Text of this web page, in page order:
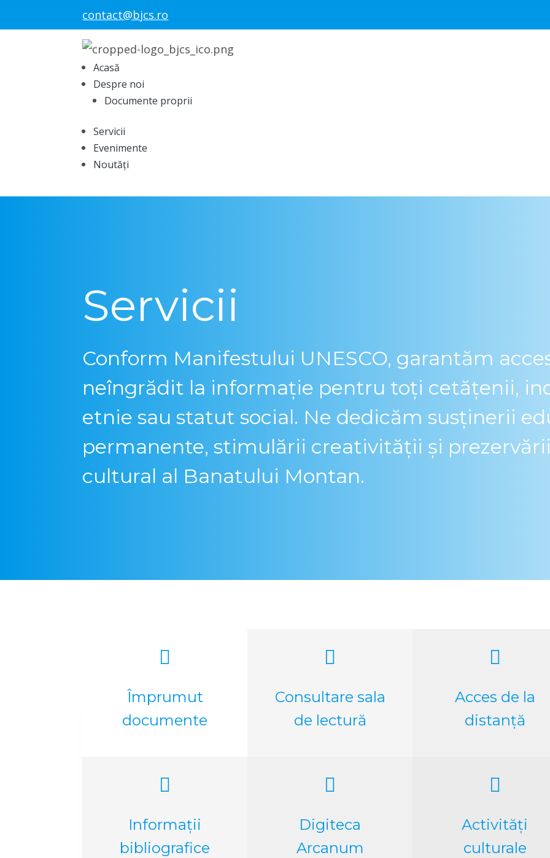
contact@bjcs.ro
Acasă
Despre noi
Documente proprii
Servicii
Evenimente
Noutăți
Servicii
Conform Manifestului UNESCO, garantăm
neîngrădit la informație pentru toți cetățenii,
etnie sau statut social. Ne dedicăm susținerii
permanente, stimulării creativității și
cultural al Banatului Montan.

Împrumut
documente

Informații
bibliografice

Consultare sala
de lectură

Digiteca
Arcanum

Acces de la
distanță

Activități
culturale